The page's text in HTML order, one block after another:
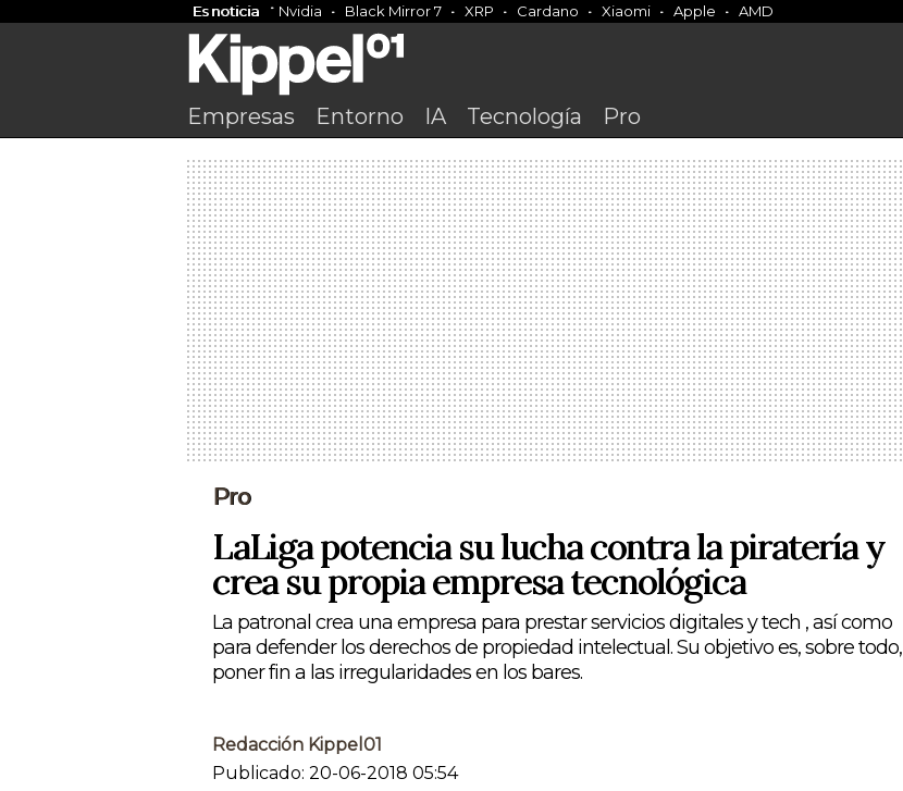
Es noticia Nvidia Black Mirror 7 XRP Cardano Xiaomi Apple AMD
Empresas Entorno IA Tecnología Pro
Pro
LaLiga potencia su lucha contra la piratería y
crea su propia empresa tecnológica
La patronal crea una empresa para prestar servicios digitales y tech , así como
para defender los derechos de propiedad intelectual. Su objetivo es, sobre todo,
poner fin a las irregularidades en los bares.
Redacción Kippel01
Publicado: 20-06-2018 05:54